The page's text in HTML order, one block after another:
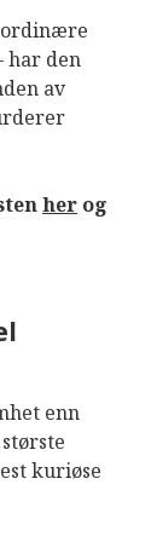
ordinære
har den
av
her og
enn
kuriøse